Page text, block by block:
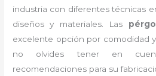
industria con diferentes técnicas
diseños y materiales. Las
excelente opción por comodidad
no olvides tener en
recomendaciones para su